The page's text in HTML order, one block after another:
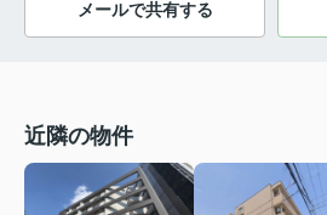
メールで共有する
近隣の物件